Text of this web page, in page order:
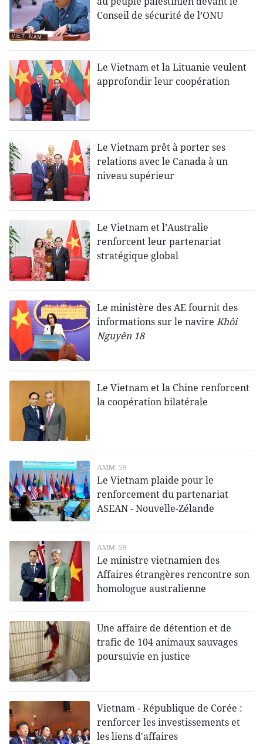
Conseil de sécurité de l’ONU
Le Vietnam et la Lituanie veulent
approfondir leur coopération
Le Vietnam prêt à porter ses
relations avec le Canada à un
niveau supérieur
Le Vietnam et l’Australie
renforcent leur partenariat
stratégique global
Le ministère des AE fournit des
informations sur le navireKhôi
Nguyên 18
Le Vietnam et la Chine renforcent
la coopération bilatérale
AMM-59
Le Vietnam plaide pour le
renforcement du partenariat
ASEAN - Nouvelle-Zélande
AMM-59
Le ministre vietnamien des
Affaires étrangères rencontre son
homologue australienne
Une affaire de détention et de
trafic de 104 animaux sauvages
poursuivie en justice
Vietnam - République de Corée :
renforcer les investissements et
les liens d'affaires